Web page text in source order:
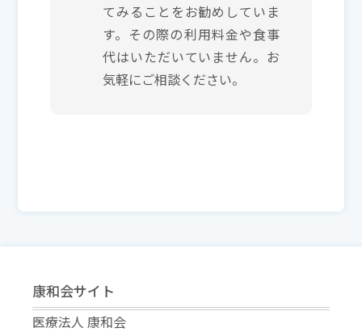
てみることをお勧めしていま
す。その際の利用料金や食事
代はいただいていません。お
気軽にご相談ください。
康和会サイト
医療法人 康和会